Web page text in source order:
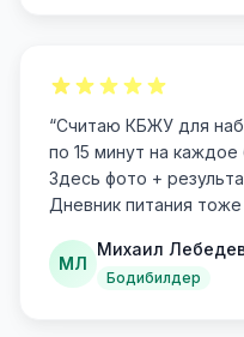
“Считаю КБЖУ для
по 15 минут на
Здесь фото +
Дневник питания
МЛ
Михаил
Бодибилдер